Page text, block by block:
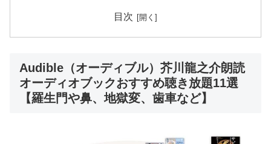
目次
Audible（オーディブル）芥川龍之介朗読
オーディオブックおすすめ聴き放題11選
【羅生門や鼻、地獄変、歯車など】